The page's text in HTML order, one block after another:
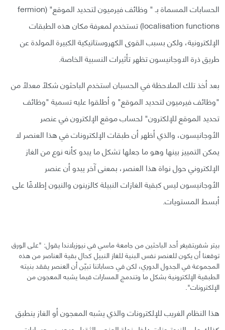
الحسابات المسماة بـ " وظائف فيرميون لتحديد الموقع" (fermion
localisation functions) تستخدم لمعرفة مكان هذه الطبقات
الإلكترونية، ولكن بسبب القوى الكهروستاتيكية الكبيرة المولدة عن
طريق ذرة الاوجانيسون تظهر تأثيرات النسبية الخاصة.
بعد أخذ تلك الملاحظة في الحسبان استخدم الباحثون شكلًا معدلًا من
"وظائف فيرميون لتحديد الموقع" و أطلقوا عليه تسمية "وظائف
تحديد الموقع للإلكترون" لحساب موقع الإلكترون في عنصر
الأوجانيسون، والذي أظهر أن طبقات الإلكترونات في هذا العنصر لا
يمكن التمييز بينها وهو ما جعلها تشكل ما يبدو كأنه نوع من الغاز
الإلكتروني حول نواة هذا العنصر، بمعنى آخر يبدو أن عنصر
الأوجانيسون ليس كبقية الغازات النبيلة كالزينون والنيون إطلاقًا على
أبسط المستويات.
بيتر شفريتفيغر أحد الباحثين من جامعة ماسي في نيوزيلاندا يقول: "على الورق
توقعنا أن يكون للعنصر نفس البنية للغاز النبيل كحال بقية العناصر من هذه
المجموعة في الجدول الدوري، لكن في حساباتنا تبيّن أن العنصر يفقد بنيته
الطبقية الإلكترونية بشكل ما وتندمج المسارات فيما يشبه المعجون من
الإلكترونات".
هذا النظام الغريب للإلكترونات والذي يشبه المعجون أو الغاز ينطبق